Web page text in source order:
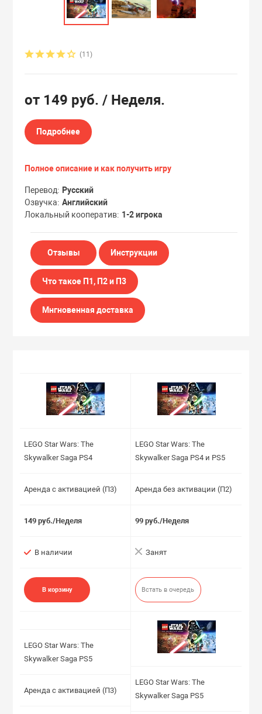
Эксклюзивы
Эксклюзивы
(11)
от 149 руб./ Неделя.
Подробнее
Полное описание и как получить игру
Перевод
Русский
Озвучка Английский
Локальный кооператив 1-2 игрока
Отзывы Инструкции
Что такое П1, П2 и П3
Мнгновенная доставка
LEGO Star Wars: The
Skywalker Saga PS4
Аренда с активацией (П3)
149 руб./Неделя
В наличии
В корзину
LEGO Star Wars: The
Skywalker Saga PS4 и PS5
Аренда без активации (П2)
99 руб./Неделя
Занят
Встать в очередь
LEGO Star Wars: The
Skywalker Saga PS5
Аренда с активацией (П3)
LEGO Star Wars: The
Skywalker Saga PS5